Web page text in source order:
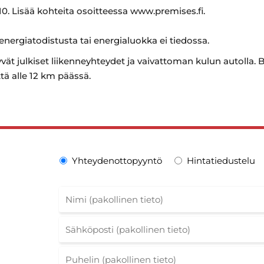
Lisää kohteita osoitteessa www.premises.fi.
tai energialuokka ei tiedossa.
julkiset liikenneyhteydet ja vaivattoman kulun autolla.
alle 12 km päässä.
Yhteydenottopyyntö Hintatiedustelu